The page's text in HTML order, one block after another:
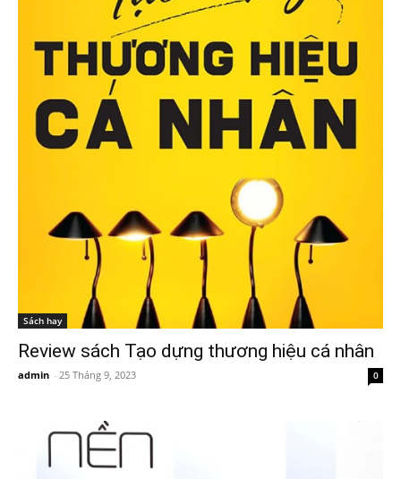
Sách hay
Review sách Tạo dựng thương hiệu cá nhân
admin - 25 Tháng 9, 2023 0